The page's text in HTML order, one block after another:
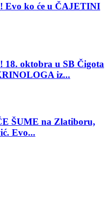
Evo ko će u ČAJETINI
oktobra u SB Čigota
iz...
ŠUME na Zlatiboru,
Evo...